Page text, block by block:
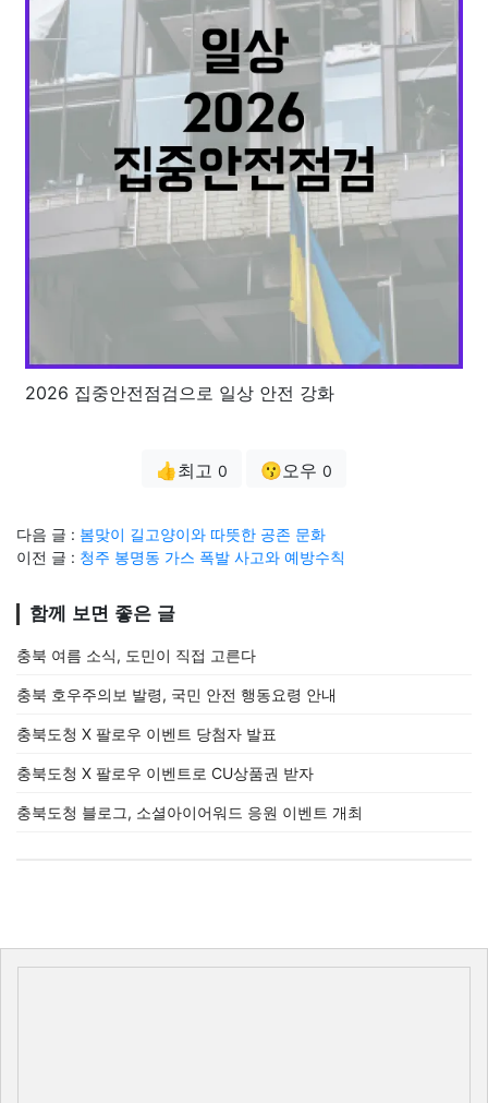
2026 집중안전점검으로 일상 안전 강화
👍최고 0 😗오우 0
다음 글 : 봄맞이 길고양이와 따뜻한 공존 문화
이전 글 : 청주 봉명동 가스 폭발 사고와 예방수칙
함께 보면 좋은 글
충북 여름 소식, 도민이 직접 고른다
충북 호우주의보 발령, 국민 안전 행동요령 안내
충북도청 X 팔로우 이벤트 당첨자 발표
충북도청 X 팔로우 이벤트로 CU상품권 받자
충북도청 블로그, 소셜아이어워드 응원 이벤트 개최